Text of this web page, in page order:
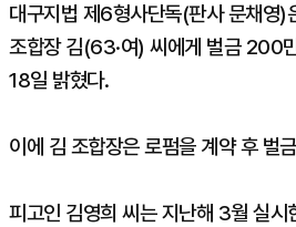
대구지법 제6형사단독(판사 문채영)
조합장 김(63·여) 씨에게 벌금 200
18일 밝혔다.
이에 김 조합장은 로펌을 계약 후 벌
피고인 김영희 씨는 지난해 3월 실시